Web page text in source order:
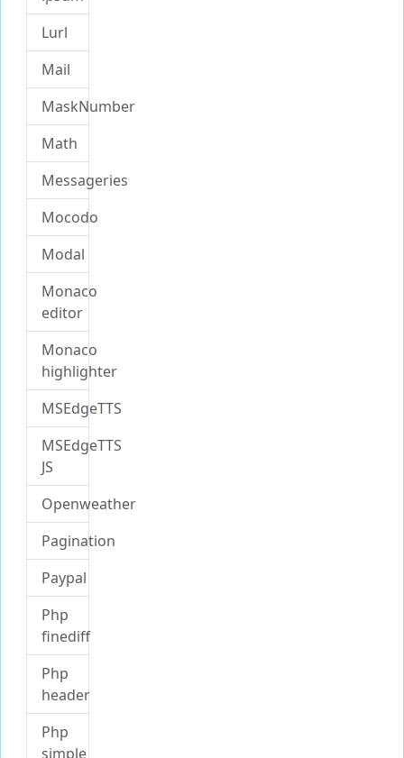
Lurl
Mail
MaskNumber
Math
Messageries
Mocodo
Modal
Monaco
editor
Monaco
highlighter
MSEdgeTTS
MSEdgeTTS
JS
Openweather
Pagination
Paypal
Php
finediff
Php
header
Php
simple